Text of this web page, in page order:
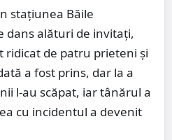
stațiunea Băile
dans alături de invitați,
ridicat de patru prieteni și
a fost prins, dar la a
l-au scăpat, iar tânărul a
cu incidentul a devenit